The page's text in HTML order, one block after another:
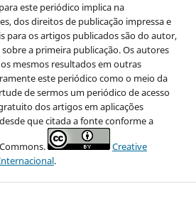
este periódico implica na
dos direitos de publicação impressa e
para os artigos publicados são do autor,
a primeira publicação. Os autores
mesmos resultados em outras
este periódico como o meio da
de sermos um periódico de acesso
dos artigos em aplicações
que citada a fonte conforme a
Creative
.